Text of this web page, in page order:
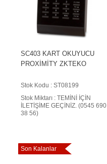
SC403 KART OKUYUCU
PROXİMİTY ZKTEKO
Stok Kodu : ST08199
Stok Miktarı : TEMİNİ İÇİN
İLETİŞİME GEÇİNİZ. (0545 690
38 56)
Son Kalanlar